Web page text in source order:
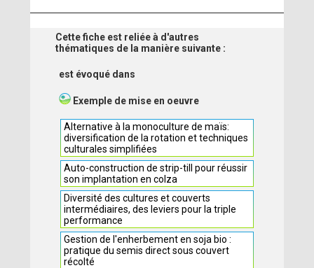
Cette fiche est reliée à d'autres
thématiques de la manière suivante :
est évoqué dans
Exemple de mise en oeuvre
Alternative à la monoculture de maïs:
diversification de la rotation et techniques
culturales simplifiées
Auto-construction de strip-till pour réussir
son implantation en colza
Diversité des cultures et couverts
intermédiaires, des leviers pour la triple
performance
Gestion de l'enherbement en soja bio :
pratique du semis direct sous couvert
récolté